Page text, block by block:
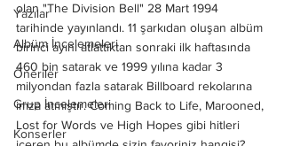
Yazılar
Albüm İncelemeleri
Öneriler
Grup İncelemeleri
Konserler
olan "The Division Bell" 28 Mart 1994
tarihinde yayınlandı. 11 şarkıdan oluşan albüm
birinci ayını atlattıktan sonraki ilk haftasında
460 bin satarak ve 1999 yılına kadar 3
milyondan fazla satarak Billboard rekolarına
imza atmıştır. Coming Back to Life, Marooned,
Lost for Words ve High Hopes gibi hitleri